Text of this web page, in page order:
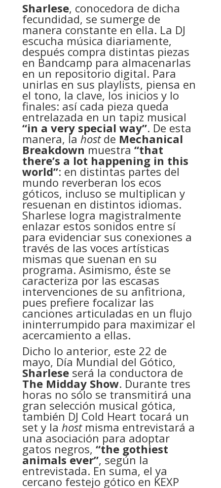
Sharlese, conocedora de dicha
fecundidad, se sumerge de
manera constante en ella. La DJ
escucha música diariamente,
después compra distintas piezas
en Bandcamp para almacenarlas
en un repositorio digital. Para
unirlas en sus playlists, piensa en
el tono, la clave, los inicios y lo
finales: así cada pieza queda
entrelazada en un tapiz musical
“in a very special way”. De esta
manera, la hostde Mechanical
Breakdown muestra “that
there’s a lot happening in this
world”: en distintas partes del
mundo reverberan los ecos
góticos, incluso se multiplican y
resuenan en distintos idiomas.
Sharlese logra magistralmente
enlazar estos sonidos entre sí
para evidenciar sus conexiones a
través de las voces artísticas
mismas que suenan en su
programa. Asimismo, éste se
caracteriza por las escasas
intervenciones de su anfitriona,
pues prefiere focalizar las
canciones articuladas en un flujo
ininterrumpido para maximizar el
acercamiento a ellas.
Dicho lo anterior, este 22 de
mayo, Día Mundial del Gótico,
Sharleseserá la conductora de
The Midday Show. Durante tres
horas no sólo se transmitirá una
gran selección musical gótica,
también DJ Cold Heart tocará un
set y la hostmisma entrevistará a
una asociación para adoptar
gatos negros, “the gothiest
animals ever”, según la
entrevistada. En suma, el ya
cercano festejo gótico en KEXP